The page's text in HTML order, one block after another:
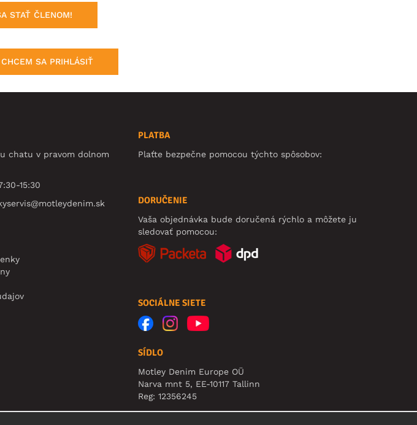
STAŤ ČLENOM!
SA PRIHLÁSIŤ
chatu v pravom dolnom
15:30
PLATBA
Plaťte bezpečne pomocou týchto spôsobov:
DORUČENIE
Vaša objednávka bude doručená rýchlo a môžete ju
sledovať pomocou:
SOCIÁLNE SIETE
SÍDLO
Motley Denim Europe OÜ
Narva mnt 5, EE-10117 Tallinn
Reg: 12356245
Upozornenie: Na túto adresu **neposielajte vrátený